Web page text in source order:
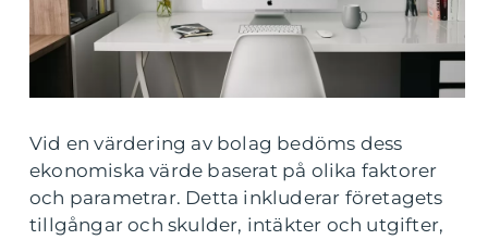
Vid en värdering av bolag bedöms dess
ekonomiska värde baserat på olika faktorer
och parametrar. Detta inkluderar företagets
tillgångar och skulder, intäkter och utgifter,